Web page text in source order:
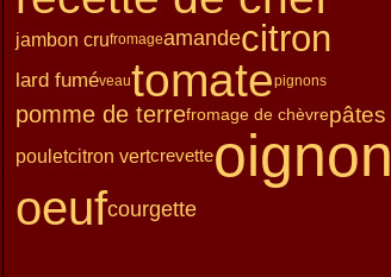
Janvier(13)
Février(12)
Mars(15)
Janvier (14)
jambon crufromageamandecitron
lard fuméveautomatepignons
pomme de terrefromage de chèvrepâtes
pouletcitron vertcrevetteoignon
oeufcourgette